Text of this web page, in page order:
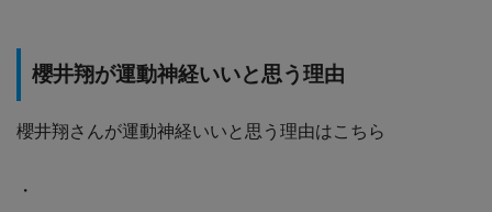
櫻井翔が運動神経いいと思う理由
櫻井翔さんが運動神経いいと思う理由はこちら
・